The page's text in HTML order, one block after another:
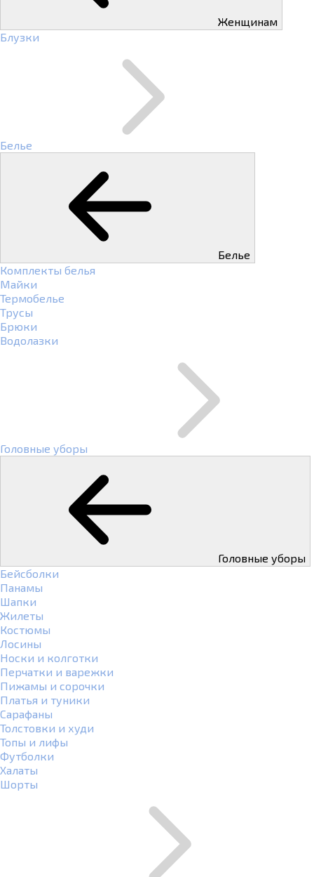
Женщинам
Блузки
Белье
Белье
Комплекты белья
Майки
Термобелье
Трусы
Брюки
Водолазки
Головные уборы
Головные уборы
Бейсболки
Панамы
Шапки
Жилеты
Костюмы
Лосины
Носки и колготки
Перчатки и варежки
Пижамы и сорочки
Платья и туники
Сарафаны
Толстовки и худи
Топы и лифы
Футболки
Халаты
Шорты